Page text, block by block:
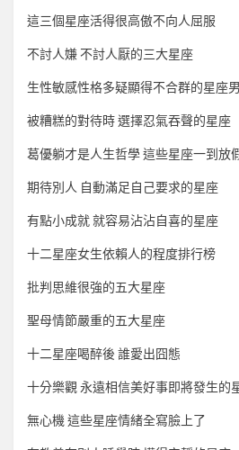
這三個星座活得很高傲不向人屈服
不討人嫌 不討人厭的三大星座
生性敏感性格多疑顯得不合群的星座男
被糟糕的對待時 選擇忍氣吞聲的星座
葛優躺才是人生哲學 這些星座一到放
期待別人 自動滿足自己要求的星座
有點小成就 就容易沾沾自喜的星座
十二星座女生依賴人的程度排行榜
批判思維很強的五大星座
聖母情節嚴重的五大星座
十二星座喝醉後 誰愛出囧態
十分樂觀 永遠相信美好事即將發生的
無心機 這些星座情緒全寫臉上了